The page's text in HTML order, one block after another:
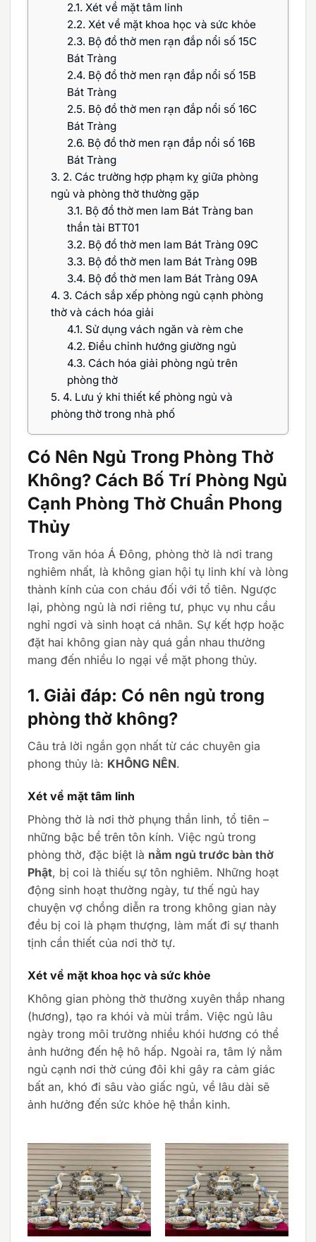
2.1. Xét về mặt tâm linh
2.2. Xét về mặt khoa học và sức khỏe
2.3. Bộ đồ thờ men rạn đắp nổi số 15C
Bát Tràng
2.4. Bộ đồ thờ men rạn đắp nổi số 15B
Bát Tràng
2.5. Bộ đồ thờ men rạn đắp nổi số 16C
Bát Tràng
2.6. Bộ đồ thờ men rạn đắp nổi số 16B
Bát Tràng
3. 2. Các trường hợp phạm kỵ giữa phòng
ngủ và phòng thờ thường gặp
3.1. Bộ đồ thờ men lam Bát Tràng ban
thần tài BTT01
3.2. Bộ đồ thờ men lam Bát Tràng 09C
3.3. Bộ đồ thờ men lam Bát Tràng 09B
3.4. Bộ đồ thờ men lam Bát Tràng 09A
4. 3. Cách sắp xếp phòng ngủ cạnh phòng
thờ và cách hóa giải
4.1. Sử dụng vách ngăn và rèm che
4.2. Điều chỉnh hướng giường ngủ
4.3. Cách hóa giải phòng ngủ trên
phòng thờ
5. 4. Lưu ý khi thiết kế phòng ngủ và
phòng thờ trong nhà phố
Có Nên Ngủ Trong Phòng Thờ
Không? Cách Bố Trí Phòng Ngủ
Cạnh Phòng Thờ Chuẩn Phong
Thủy
Trong văn hóa Á Đông, phòng thờ là nơi trang
nghiêm nhất, là không gian hội tụ linh khí và lòng
thành kính của con cháu đối với tổ tiên. Ngược
lại, phòng ngủ là nơi riêng tư, phục vụ nhu cầu
nghỉ ngơi và sinh hoạt cá nhân. Sự kết hợp hoặc
đặt hai không gian này quá gần nhau thường
mang đến nhiều lo ngại về mặt phong thủy.
1. Giải đáp: Có nên ngủ trong
phòng thờ không?
Câu trả lời ngắn gọn nhất từ các chuyên gia
phong thủy là: KHÔNG NÊN.
Xét về mặt tâm linh
Phòng thờ là nơi thờ phụng thần linh, tổ tiên –
những bậc bề trên tôn kính. Việc ngủ trong
phòng thờ, đặc biệt là nằm ngủ trước bàn thờ
Phật, bị coi là thiếu sự tôn nghiêm. Những hoạt
động sinh hoạt thường ngày, tư thế ngủ hay
chuyện vợ chồng diễn ra trong không gian này
đều bị coi là phạm thượng, làm mất đi sự thanh
tịnh cần thiết của nơi thờ tự.
Xét về mặt khoa học và sức khỏe
Không gian phòng thờ thường xuyên thắp nhang
(hương), tạo ra khói và mùi trầm. Việc ngủ lâu
ngày trong môi trường nhiều khói hương có thể
ảnh hưởng đến hệ hô hấp. Ngoài ra, tâm lý nằm
ngủ cạnh nơi thờ cúng đôi khi gây ra cảm giác
bất an, khó đi sâu vào giấc ngủ, về lâu dài sẽ
ảnh hưởng đến sức khỏe hệ thần kinh.